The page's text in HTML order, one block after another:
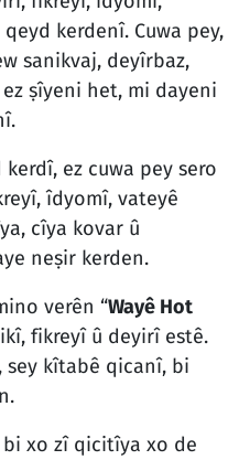
kerdenî. Cuwa pey,
sanikvaj, deyîrbaz,
ṣîyeni het, mi dayeni
ez cuwa pey sero
îdyomî, vateyê
cîya kovar û
neṣir kerden.
verên “Wayê Hot
fikreyî û deyirî estê.
sey kîtabê qicanî, bi
xo zî qicitîya xo de